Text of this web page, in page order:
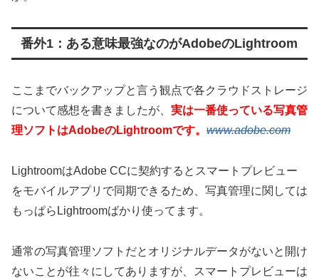
番外1：ある意味最強なのがAdobeのLightroom
ここまでバックアップと言う観点で各クラウドストレージ
について感想を書きましたが、 実は一番使っている写真管
理ソフトはAdobeのLightroomです。 www.adobe.com
LightroomはAdobe CCに契約するとスマートプレビュー
をモバイルアプリで同期できるため、写真管理に関しては
もっぱらLightroomばかり使ってます。
通常の写真管理ソフトだとオリジナルデータがないと開け
ないことが往々にしてありますが、スマートプレビューは